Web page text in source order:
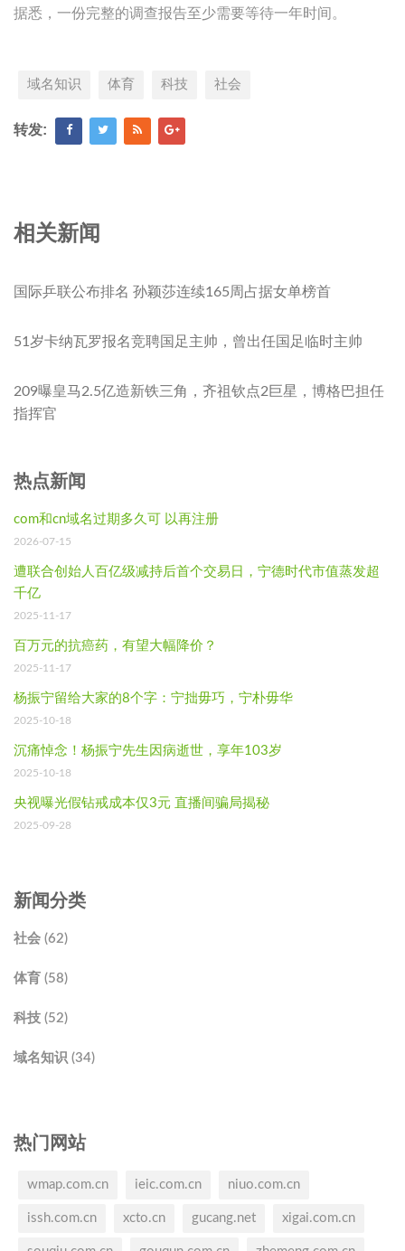
据悉，一份完整的调查报告至少需要等待一年时间。
域名知识 体育 科技 社会
转发:
相关新闻
国际乒联公布排名 孙颖莎连续165周占据女单榜首
51岁卡纳瓦罗报名竞聘国足主帅，曾出任国足临时主帅
209曝皇马2.5亿造新铁三角，齐祖钦点2巨星，博格巴担任
指挥官
热点新闻
com和cn域名过期多久可 以再注册
2026-07-15
遭联合创始人百亿级减持后首个交易日，宁德时代市值蒸发超
千亿
2025-11-17
百万元的抗癌药，有望大幅降价？
2025-11-17
杨振宁留给大家的8个字：宁拙毋巧，宁朴毋华
2025-10-18
沉痛悼念！杨振宁先生因病逝世，享年103岁
2025-10-18
央视曝光假钻戒成本仅3元 直播间骗局揭秘
2025-09-28
新闻分类
社会 (62)
体育 (58)
科技 (52)
域名知识 (34)
热门网站
wmap.com.cn ieic.com.cn niuo.com.cn
issh.com.cn xcto.cn gucang.net xigai.com.cn